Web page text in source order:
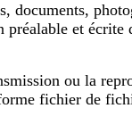
documents,
et
ou la
fichier de